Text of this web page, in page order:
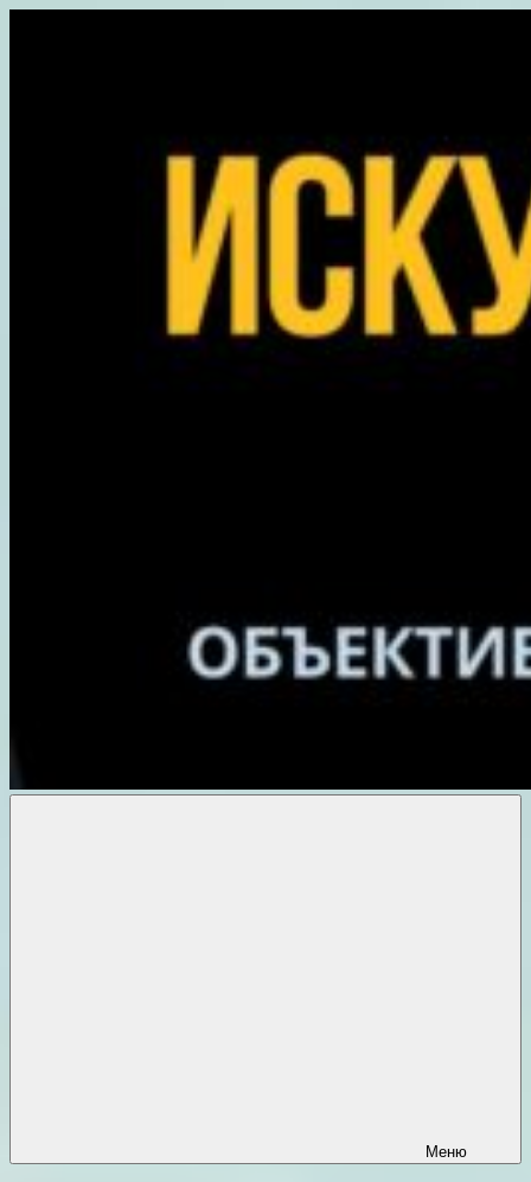
Меню